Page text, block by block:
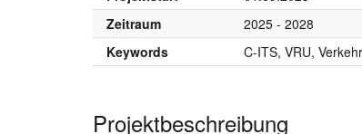
Zeitraum
2025 - 2028
Keywords
C-ITS, VRU,
Projektbeschreibung